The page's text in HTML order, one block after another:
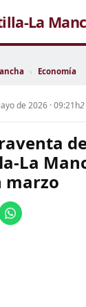
La
› Economía
de 2026 · 09:21h
La
marzo